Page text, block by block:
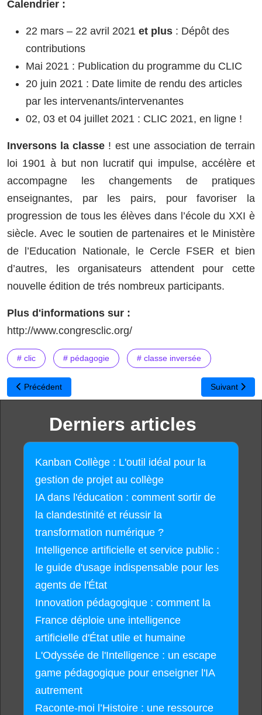
Calendrier :
22 mars – 22 avril 2021 et plus : Dépôt des
contributions
Mai 2021 : Publication du programme du CLIC
20 juin 2021 : Date limite de rendu des articles
par les intervenants/intervenantes
02, 03 et 04 juillet 2021 : CLIC 2021, en ligne !
Inversons la classe ! est une association de terrain
loi 1901 à but non lucratif qui impulse, accélère et
accompagne les changements de pratiques
enseignantes, par les pairs, pour favoriser la
progression de tous les élèves dans l’école du XXI è
siècle. Avec le soutien de partenaires et le ​Ministère
de l’Education Nationale​, le ​Cercle FSER​ et bien
d’autres, les organisateurs attendent pour cette
nouvelle édition de trés nombreux participants.
Plus d'informations sur :
http://www.congresclic.org/
# clic # pédagogie # classe inversée
Article précédent : Égal Accès : une bibliothèque numérique de
Précédent Article
Suivant
Derniers articles
Kanban Collège : L'outil idéal pour la
gestion de projet au collège
IA dans l'éducation : comment sortir de
la clandestinité et réussir la
transformation numérique ?
Intelligence artificielle et service public :
le guide d'usage indispensable pour les
agents de l'État
Innovation pédagogique : comment la
France déploie une intelligence
artificielle d'État utile et humaine
L'Odyssée de l'Intelligence : un escape
game pédagogique pour enseigner l'IA
autrement
Raconte-moi l’Histoire : une ressource